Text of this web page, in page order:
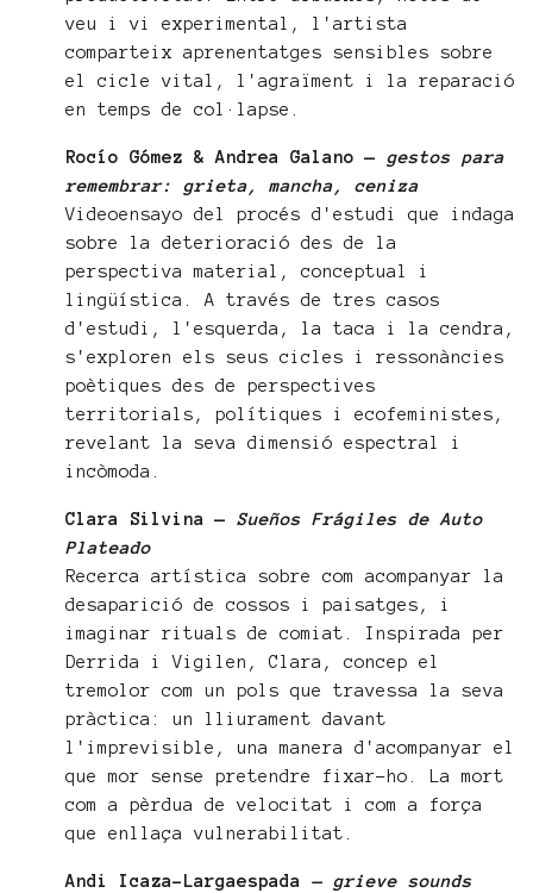
veu i vi experimental, l'artista
comparteix aprenentatges sensibles sobre
el cicle vital, l'agraïment i la reparació
en temps de col·lapse.
Rocío Gómez & Andrea Galano — gestos para
remembrar: grieta, mancha, ceniza
Videoensayo del procés d'estudi que indaga
sobre la deterioració des de la
perspectiva material, conceptual i
lingüística. A través de tres casos
d'estudi, l'esquerda, la taca i la cendra,
s'exploren els seus cicles i ressonàncies
poètiques des de perspectives
territorials, polítiques i ecofeministes,
revelant la seva dimensió espectral i
incòmoda.
Clara Silvina — Sueños Frágiles de Auto
Plateado
Recerca artística sobre com acompanyar la
desaparició de cossos i paisatges, i
imaginar rituals de comiat. Inspirada per
Derrida i Vigilen, Clara, concep el
tremolor com un pols que travessa la seva
pràctica: un lliurament davant
l'imprevisible, una manera d'acompanyar el
que mor sense pretendre fixar-ho. La mort
com a pèrdua de velocitat i com a força
que enllaça vulnerabilitat.
Andi Icaza-Largaespada — grieve sounds